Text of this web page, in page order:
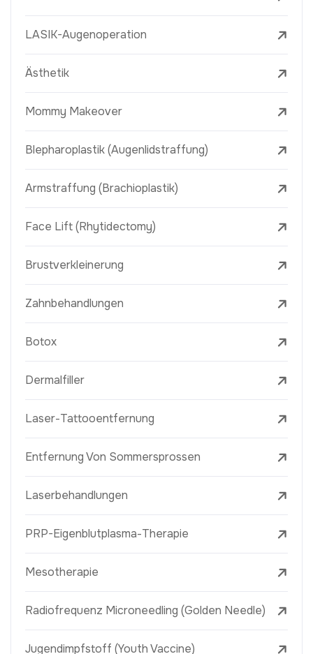
LASIK-Augenoperation
Ästhetik
Mommy Makeover
Blepharoplastik (Augenlidstraffung)
Armstraffung (Brachioplastik)
Face Lift (Rhytidectomy)
Brustverkleinerung
Zahnbehandlungen
Botox
Dermalfiller
Laser-Tattooentfernung
Entfernung Von Sommersprossen
Laserbehandlungen
PRP-Eigenblutplasma-Therapie
Mesotherapie
Radiofrequenz Microneedling (Golden Needle)
Jugendimpfstoff (Youth Vaccine)